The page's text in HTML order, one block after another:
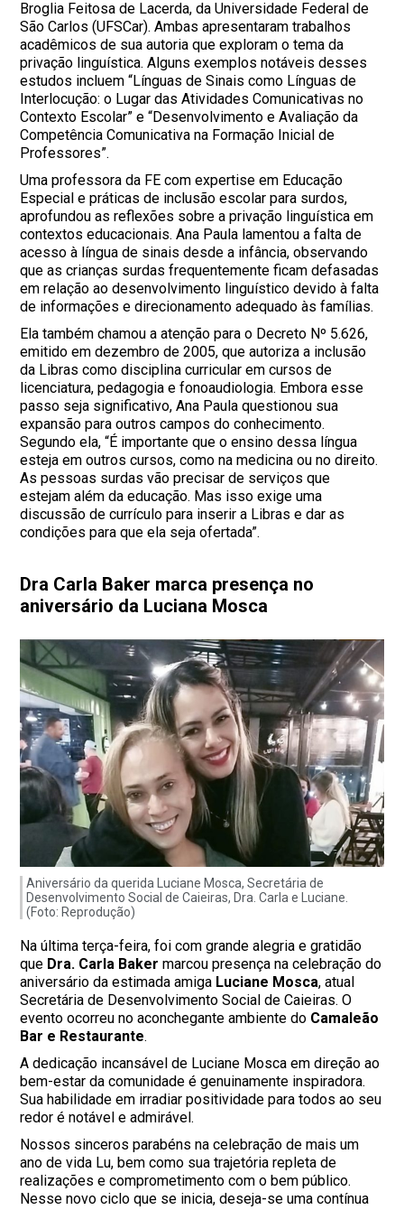
Broglia Feitosa de Lacerda, da Universidade Federal de
São Carlos (UFSCar). Ambas apresentaram trabalhos
acadêmicos de sua autoria que exploram o tema da
privação linguística. Alguns exemplos notáveis desses
estudos incluem “Línguas de Sinais como Línguas de
Interlocução: o Lugar das Atividades Comunicativas no
Contexto Escolar” e “Desenvolvimento e Avaliação da
Competência Comunicativa na Formação Inicial de
Professores”.
Uma professora da FE com expertise em Educação
Especial e práticas de inclusão escolar para surdos,
aprofundou as reflexões sobre a privação linguística em
contextos educacionais. Ana Paula lamentou a falta de
acesso à língua de sinais desde a infância, observando
que as crianças surdas frequentemente ficam defasadas
em relação ao desenvolvimento linguístico devido à falta
de informações e direcionamento adequado às famílias.
Ela também chamou a atenção para o Decreto Nº 5.626,
emitido em dezembro de 2005, que autoriza a inclusão
da Libras como disciplina curricular em cursos de
licenciatura, pedagogia e fonoaudiologia. Embora esse
passo seja significativo, Ana Paula questionou sua
expansão para outros campos do conhecimento.
Segundo ela, “É importante que o ensino dessa língua
esteja em outros cursos, como na medicina ou no direito.
As pessoas surdas vão precisar de serviços que
estejam além da educação. Mas isso exige uma
discussão de currículo para inserir a Libras e dar as
condições para que ela seja ofertada”.
Dra Carla Baker marca presença no
aniversário da Luciana Mosca
Aniversário da querida Luciane Mosca, Secretária de
Desenvolvimento Social de Caieiras, Dra. Carla e Luciane.
(Foto: Reprodução)
Na última terça-feira, foi com grande alegria e gratidão
que Dra. Carla Baker marcou presença na celebração do
aniversário da estimada amiga Luciane Mosca, atual
Secretária de Desenvolvimento Social de Caieiras. O
evento ocorreu no aconchegante ambiente do Camaleão
Bar e Restaurante.
A dedicação incansável de Luciane Mosca em direção ao
bem-estar da comunidade é genuinamente inspiradora.
Sua habilidade em irradiar positividade para todos ao seu
redor é notável e admirável.
Nossos sinceros parabéns na celebração de mais um
ano de vida Lu, bem como sua trajetória repleta de
realizações e comprometimento com o bem público.
Nesse novo ciclo que se inicia, deseja-se uma contínua